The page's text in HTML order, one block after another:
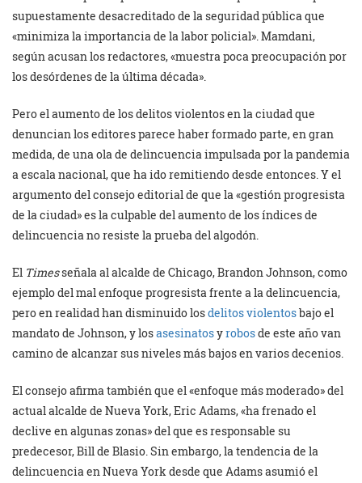
supuestamente desacreditado de la seguridad pública que
«minimiza la importancia de la labor policial». Mamdani,
según acusan los redactores, «muestra poca preocupación por
los desórdenes de la última década».
Pero el aumento de los delitos violentos en la ciudad que
denuncian los editores parece haber formado parte, en gran
medida, de una ola de delincuencia impulsada por la pandemia
a escala nacional, que ha ido remitiendo desde entonces. Y el
argumento del consejo editorial de que la «gestión progresista
de la ciudad» es la culpable del aumento de los índices de
delincuencia no resiste la prueba del algodón.
El Timesseñala al alcalde de Chicago, Brandon Johnson, como
ejemplo del mal enfoque progresista frente a la delincuencia,
pero en realidad han disminuido losdelitos violentosbajo el
mandato de Johnson, y losasesinatosyrobosde este año van
camino de alcanzar sus niveles más bajos en varios decenios.
El consejo afirma también que el «enfoque más moderado» del
actual alcalde de Nueva York, Eric Adams, «ha frenado el
declive en algunas zonas» del que es responsable su
predecesor, Bill de Blasio. Sin embargo, la tendencia de la
delincuencia en Nueva York desde que Adams asumió el